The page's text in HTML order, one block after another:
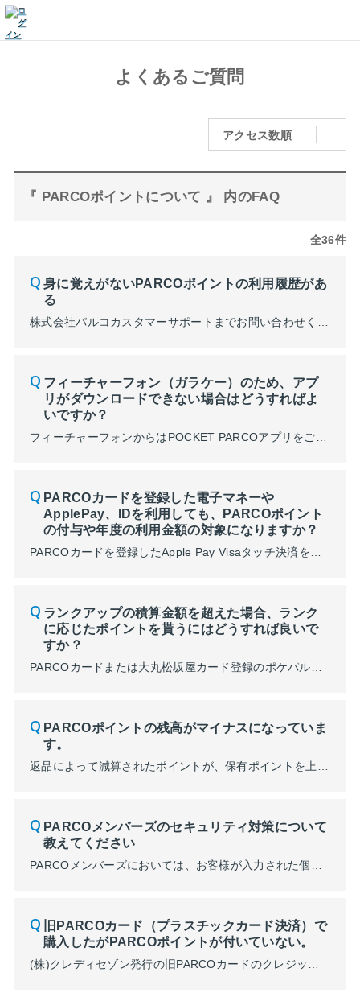
よくあるご質問
アクセス数順
『 PARCOポイントについて 』 内のFAQ
全36件
身に覚えがないPARCOポイントの利用履歴があ
る
フィーチャーフォン（ガラケー）のため、アプ
リがダウンロードできない場合はどうすればよ
いですか？
PARCOカードを登録した電子マネーや
ApplePay、IDを利用しても、PARCOポイント
の付与や年度の利用金額の対象になりますか？
ランクアップの積算金額を超えた場合、ランク
に応じたポイントを貰うにはどうすれば良いで
すか？
PARCOポイントの残高がマイナスになっていま
す。
PARCOメンバーズのセキュリティ対策について
教えてください
旧PARCOカード（プラスチックカード決済）で
購入したがPARCOポイントが付いていない。